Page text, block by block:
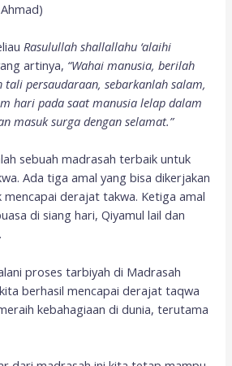
Rasulullah shallallahu ‘alaihi
artinya, “Wahai manusia, berilah
tali persaudaraan, sebarkanlah salam,
hari pada saat manusia lelap dalam
masuk surga dengan selamat.”
sebuah madrasah terbaik untuk
Ada tiga amal yang bisa dikerjakan
mencapai derajat takwa. Ketiga amal
di siang hari, Qiyamul lail dan
proses tarbiyah di Madrasah
berhasil mencapai derajat taqwa
kebahagiaan di dunia, terutama